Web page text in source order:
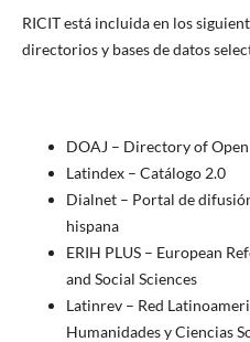
RICIT está incluida en los
directorios y bases de datos
DOAJ – Directory of
Latindex – Catálogo 2.0
Dialnet – Portal de
hispana
ERIH PLUS – European
and Social Sciences
Latinrev – Red
Humanidades y Ciencias